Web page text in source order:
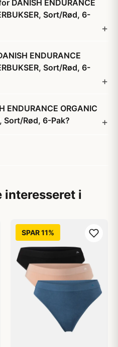
DANISH ENDURANCE
Sort/Rød, 6-
ENDURANCE
Sort/Rød, 6-
ENDURANCE ORGANIC
Sort/Rød, 6-Pak?
interesseret i
SPAR 11%